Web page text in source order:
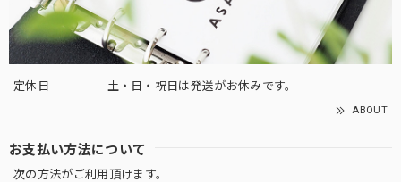
定休日 土・日・祝日は発送がお休みです。
ABOUT
お支払い方法について
次の方法がご利用頂けます。